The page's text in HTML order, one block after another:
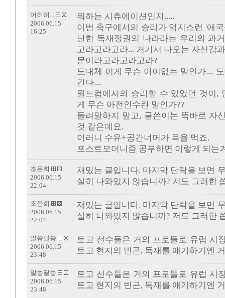
뭐하는 시츄에이션인지.....
이번 축구에서의 승리가 억지스런 '애
난한 독재정권의 나라라는 우리의 과
고라고라고라... 거기서 나오는 자신감
문이라고라고라고라?
도대체 이게 무슨 어이없는 말인가....
간다....
월드컵에서의 승리할 수 있었던 것이,
게 무슨 아전인수란 말인가??
돌려말하지 말고, 글쓴이는 똑바로 자
것 같은데요.
이러니 수유+공간너머가 욕을 먹죠.
포스트모더니즘 공부하면 이렇게 되는
어허허...
2006.06.15
16:25
재밌는 글입니다. 마지막 단락을 보면
실히 나와있지 않습니까? 저도 그러한
조윤희
2006.06.15
22:04
재밌는 글입니다. 마지막 단락을 보면
실히 나와있지 않습니까? 저도 그러한
조윤희
2006.06.15
22:04
토고 선수들은 거의 프로들로 유럽 시
토고 현지의 빈곤, 독재를 얘기하기엔
알쏭달쏭
2006.06.15
23:48
토고 선수들은 거의 프로들로 유럽 시
토고 현지의 빈곤, 독재를 얘기하기엔
알쏭달쏭
2006.06.15
23:48